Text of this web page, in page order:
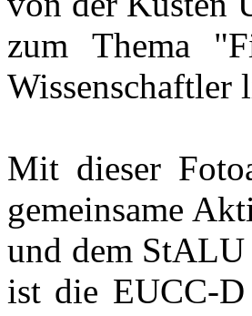
zum Thema
Wissenschaftler
Mit dieser
gemeinsame
und dem
ist die EUCC-D